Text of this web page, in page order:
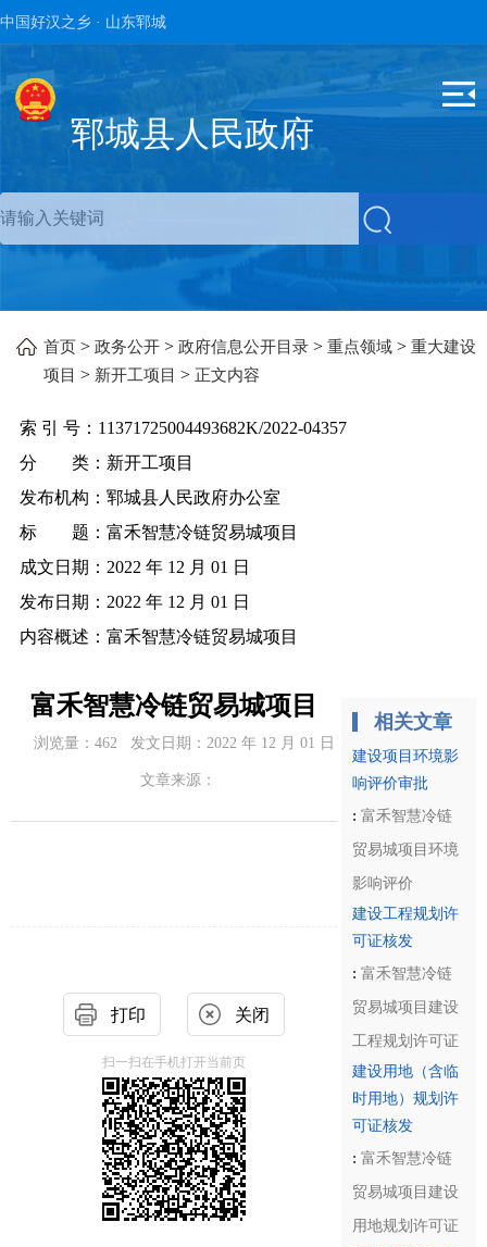
中国好汉之乡 · 山东郓城
郓城县人民政府
首页 > 政务公开 > 政府信息公开目录 > 重点领域 > 重大建设
项目 > 新开工项目 > 正文内容
索 引 号： 11371725004493682K/2022-04357
分 类： 新开工项目
发布机构： 郓城县人民政府办公室
标 题： 富禾智慧冷链贸易城项目
成文日期： 2022 年 12 月 01 日
发布日期： 2022 年 12 月 01 日
内容概述： 富禾智慧冷链贸易城项目
富禾智慧冷链贸易城项目
浏览量：462 发文日期：2022 年 12 月 01 日
文章来源：
打印 关闭
扫一扫在手机打开当前页
相关文章
建设项目环境影
响评价审批
: 富禾智慧冷链
贸易城项目环境
影响评价
建设工程规划许
可证核发
: 富禾智慧冷链
贸易城项目建设
工程规划许可证
建设用地（含临
时用地）规划许
可证核发
: 富禾智慧冷链
贸易城项目建设
用地规划许可证